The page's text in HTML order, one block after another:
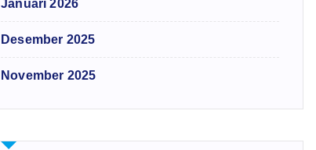
Januari 2026
Desember 2025
November 2025